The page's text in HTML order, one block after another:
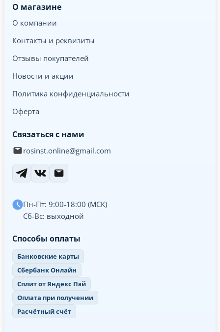
О магазине
О компании
Контакты и реквизиты
Отзывы покупателей
Новости и акции
Политика конфиденциальности
Оферта
Связаться с нами
rosinst.online@gmail.com
Пн-Пт: 9:00-18:00 (МСК)
Сб-Вс: выходной
Способы оплаты
Банковские карты
Сбербанк Онлайн
Сплит от Яндекс Пэй
Оплата при получении
Расчётный счёт